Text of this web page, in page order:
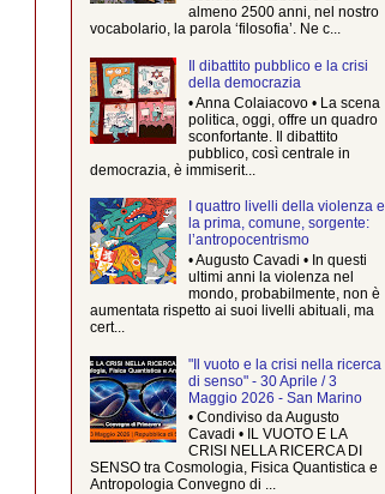
almeno 2500 anni, nel nostro
vocabolario, la parola ‘filosofia’. Ne c...
Il dibattito pubblico e la crisi
della democrazia
• Anna Colaiacovo • La scena
politica, oggi, offre un quadro
sconfortante. Il dibattito
pubblico, così centrale in
democrazia, è immiserit...
I quattro livelli della violenza e
la prima, comune, sorgente:
l’antropocentrismo
• Augusto Cavadi • In questi
ultimi anni la violenza nel
mondo, probabilmente, non è
aumentata rispetto ai suoi livelli abituali, ma
cert...
"Il vuoto e la crisi nella ricerca
di senso" - 30 Aprile / 3
Maggio 2026 - San Marino
• Condiviso da Augusto
Cavadi • IL VUOTO E LA
CRISI NELLA RICERCA DI
SENSO tra Cosmologia, Fisica Quantistica e
Antropologia Convegno di ...